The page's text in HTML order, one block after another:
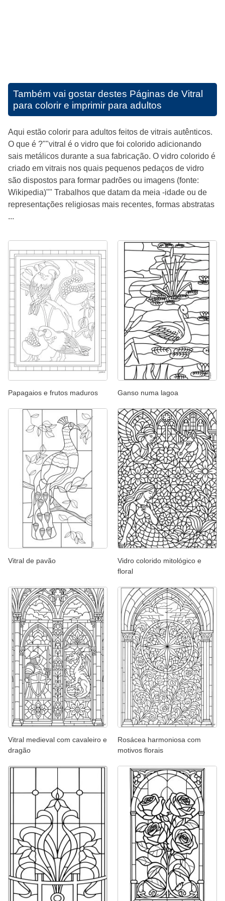
Também vai gostar destes Páginas de Vitral
para colorir e imprimir para adultos
Aqui estão colorir para adultos feitos de vitrais autênticos.
O que é ?""vitral é o vidro que foi colorido adicionando
sais metálicos durante a sua fabricação. O vidro colorido é
criado em vitrais nos quais pequenos pedaços de vidro
são dispostos para formar padrões ou imagens (fonte:
Wikipedia)"" Trabalhos que datam da meia -idade ou de
representações religiosas mais recentes, formas abstratas
...
Papagaios e frutos maduros Ganso numa lagoa
Vitral de pavão
Vidro colorido mitológico e
floral
Vitral medieval com cavaleiro e
dragão
Rosácea harmoniosa com
motivos florais